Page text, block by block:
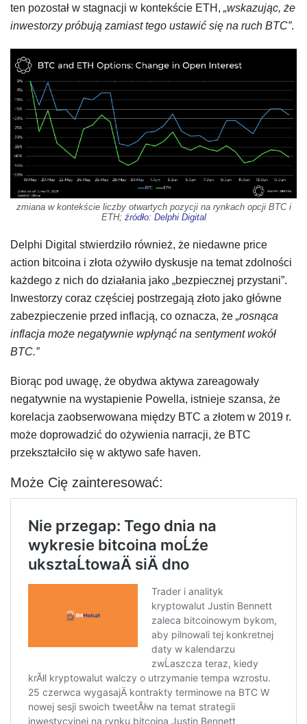
ten pozostał w stagnacji w kontekście ETH, „wskazując, że
inwestorzy próbują zamiast tego ustawić się na ruch BTC”.
zmiana w kontekście liczby otwartych pozycji na rynkach opcji BTC i
ETH; źródło: Delphi Digital
Delphi Digital stwierdziło również, że niedawne price
action bitcoina i złota ożywiło dyskusje na temat zdolności
każdego z nich do działania jako „bezpiecznej przystani”.
Inwestorzy coraz częściej postrzegają złoto jako główne
zabezpieczenie przed inflacją, co oznacza, że „rosnąca
inflacja może negatywnie wpłynąć na sentyment wokół
BTC.”
Biorąc pod uwagę, że obydwa aktywa zareagowały
negatywnie na wystapienie Powella, istnieje szansa, że
korelacja zaobserwowana między BTC a złotem w 2019 r.
może doprowadzić do ożywienia narracji, że BTC
przekształciło się w aktywo safe haven.
Może Cię zainteresować: